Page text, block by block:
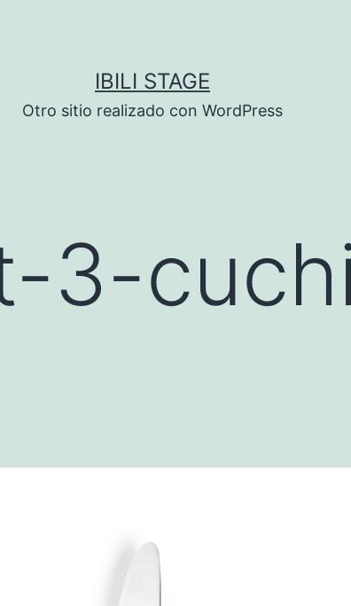
IBILI STAGE
Otro sitio realizado con WordPress
3-